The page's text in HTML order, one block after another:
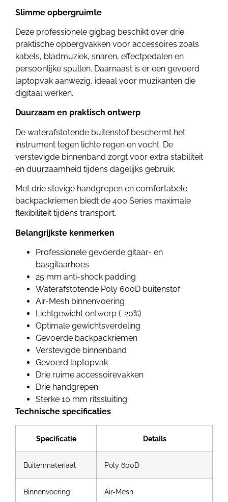
Slimme opbergruimte
Deze professionele gigbag beschikt over drie
praktische opbergvakken voor accessoires zoals
kabels, bladmuziek, snaren, effectpedalen en
persoonlijke spullen. Daarnaast is er een gevoerd
laptopvak aanwezig, ideaal voor muzikanten die
digitaal werken.
Duurzaam en praktisch ontwerp
De waterafstotende buitenstof beschermt het
instrument tegen lichte regen en vocht. De
verstevigde binnenband zorgt voor extra stabiliteit
en duurzaamheid tijdens dagelijks gebruik.
Met drie stevige handgrepen en comfortabele
backpackriemen biedt de 400 Series maximale
flexibiliteit tijdens transport.
Belangrijkste kenmerken
Professionele gevoerde gitaar- en
basgitaarhoes
25 mm anti-shock padding
Waterafstotende Poly 600D buitenstof
Air-Mesh binnenvoering
Lichtgewicht ontwerp (-20%)
Optimale gewichtsverdeling
Gevoerde backpackriemen
Verstevigde binnenband
Gevoerd laptopvak
Drie ruime accessoirevakken
Drie handgrepen
Sterke 10 mm ritssluiting
Technische specificaties
Specificatie Details
Buitenmateriaal Poly 600D
Binnenvoering Air-Mesh